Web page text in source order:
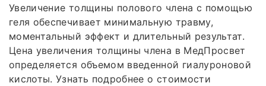
Увеличение толщины полового члена с помощью
геля обеспечивает минимальную травму,
моментальный эффект и длительный результат.
Цена увеличения толщины члена в МедПросвет
определяется объемом введенной гиалуроновой
кислоты. Узнать подробнее о стоимости